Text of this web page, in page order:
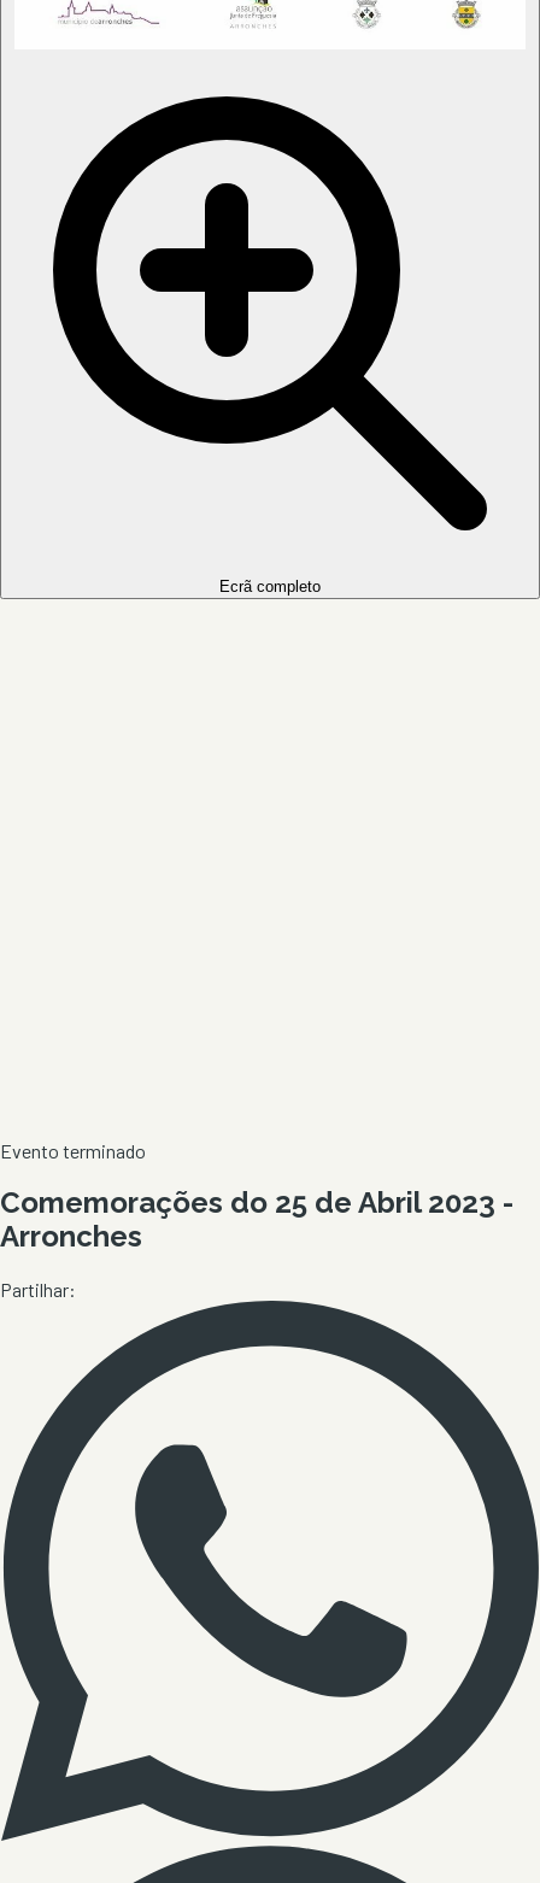
Ecrã completo
Evento terminado
Comemorações do 25 de Abril 2023 -
Arronches
Partilhar: